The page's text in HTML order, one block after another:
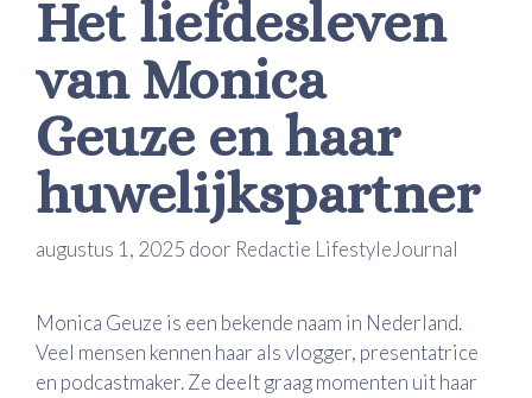
Het liefdesleven
van Monica
Geuze en haar
huwelijkspartner
augustus 1, 2025 door Redactie LifestyleJournal
Monica Geuze is een bekende naam in Nederland.
Veel mensen kennen haar als vlogger, presentatrice
en podcastmaker. Ze deelt graag momenten uit haar